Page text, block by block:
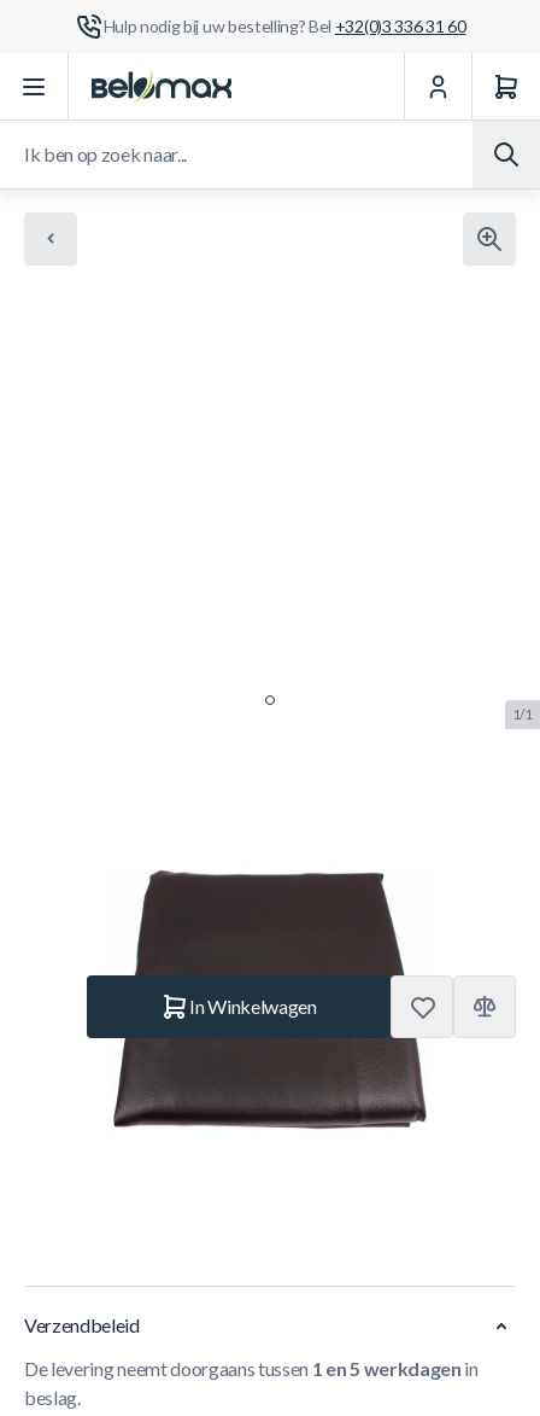
Hulp nodig bij uw bestelling? Bel +32(0)3 336 31 60
Ga naar de inhoud
1/1
BUF.3359.055 Merk:Buffalo
Op voorraad
In Winkelwagen
Korte Beschrijving
Verzendbeleid
De levering neemt doorgaans tussen 1 en 5 werkdagen in
beslag.